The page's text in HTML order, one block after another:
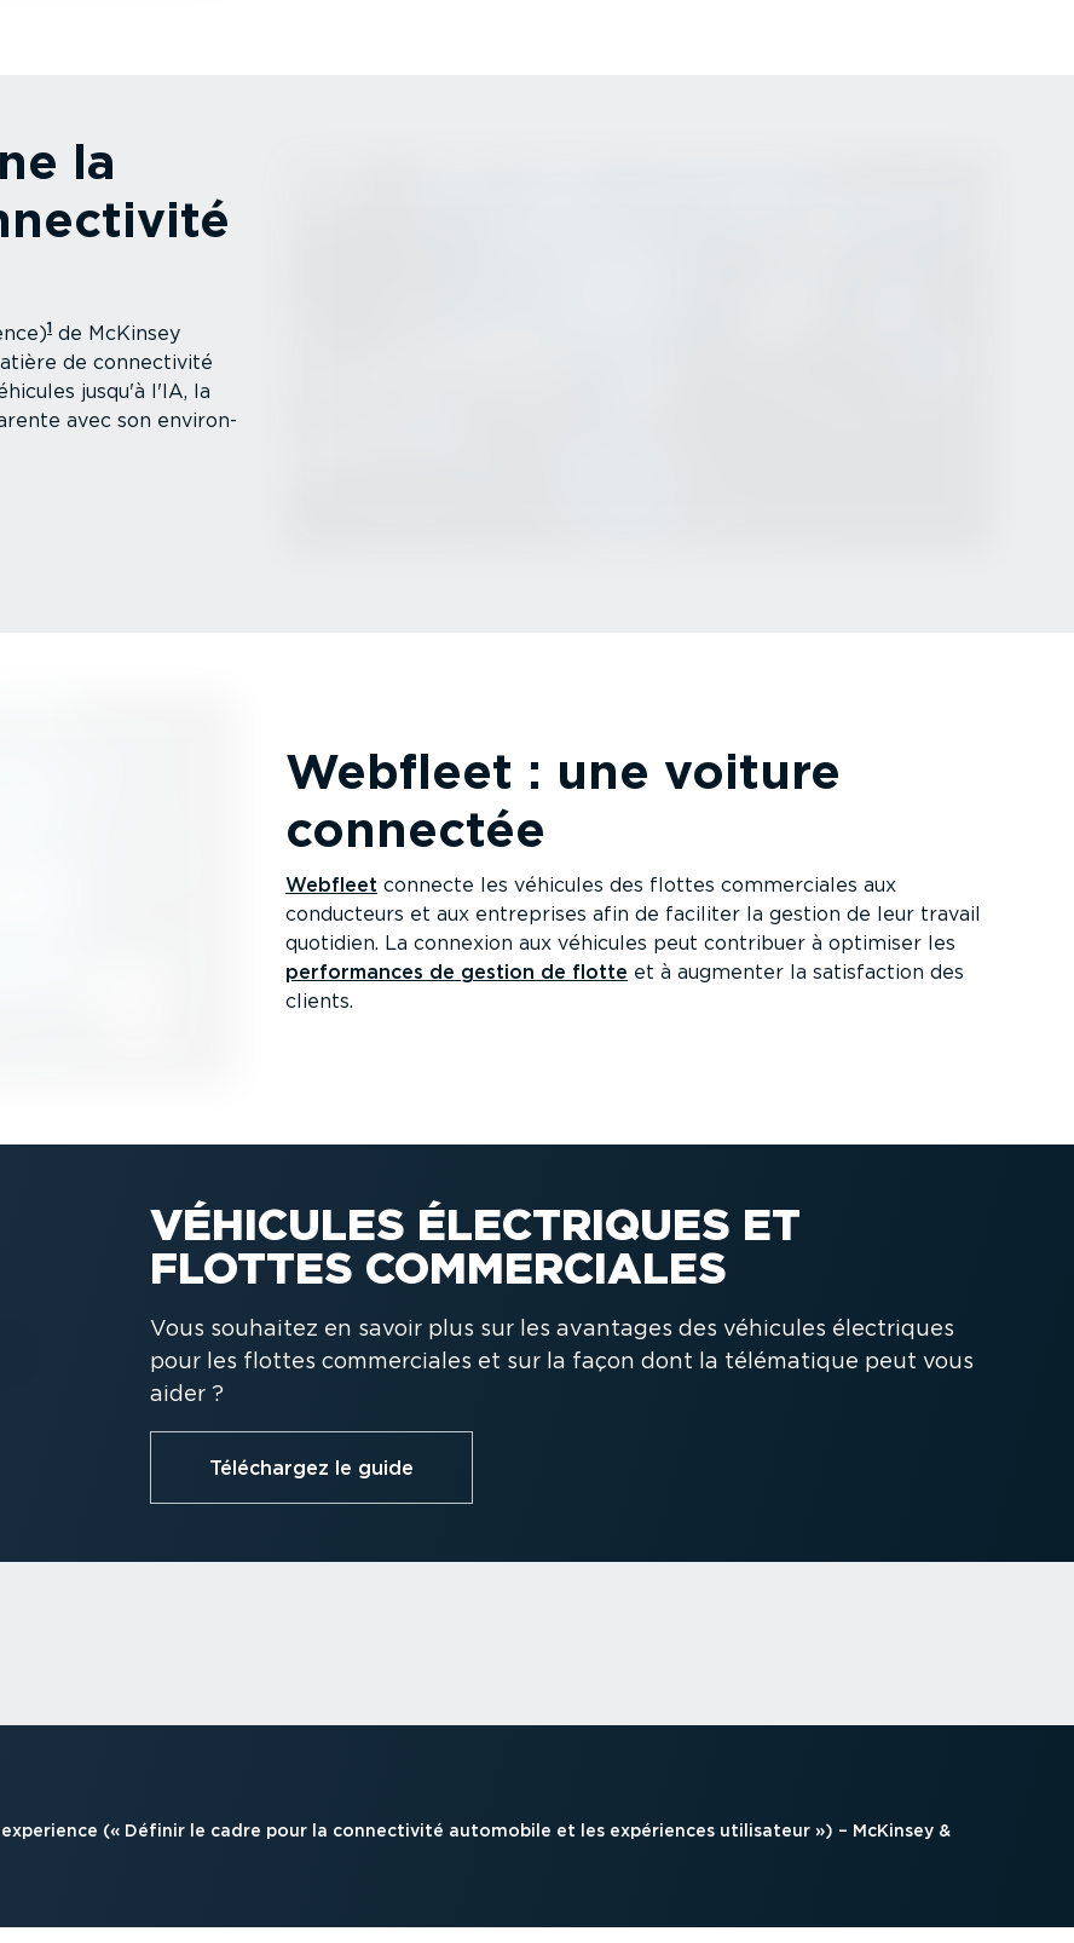
la
1 de McKinsey
de connec­tivité
jusqu'à l'IA, la
avec son environ­
Webfleet : une voiture
connectée
Webfleet connecte les véhicules des flottes commer­ciales aux
conducteurs et aux entreprises afin de faciliter la gestion de leur travail
quotidien. La connexion aux véhicules peut contribuer à optimiser les
perfor­mances de gestion de flotte et à augmenter la satis­faction des
clients.
VÉHICULES ÉLECTRIQUES ET
FLOTTES COMMER­CIALES
Vous souhaitez en savoir plus sur les avantages des véhicules électriques
pour les flottes commer­ciales et sur la façon dont la télématique peut vous
aider ?
Téléchargez le guide
(« Définir le cadre pour la connec­tivité automobile et les expériences utilisateur ») – McKinsey &